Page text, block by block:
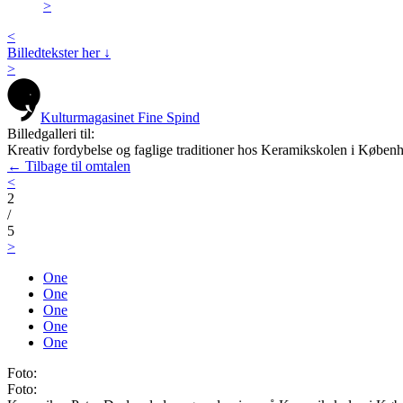
>
<
Billedtekster her ↓
>
Kulturmagasinet Fine Spind
Billedgalleri til:
Kreativ fordybelse og faglige traditioner hos Keramikskolen i
← Tilbage til omtalen
<
2
/
5
>
One
One
One
One
One
Foto:
Foto: